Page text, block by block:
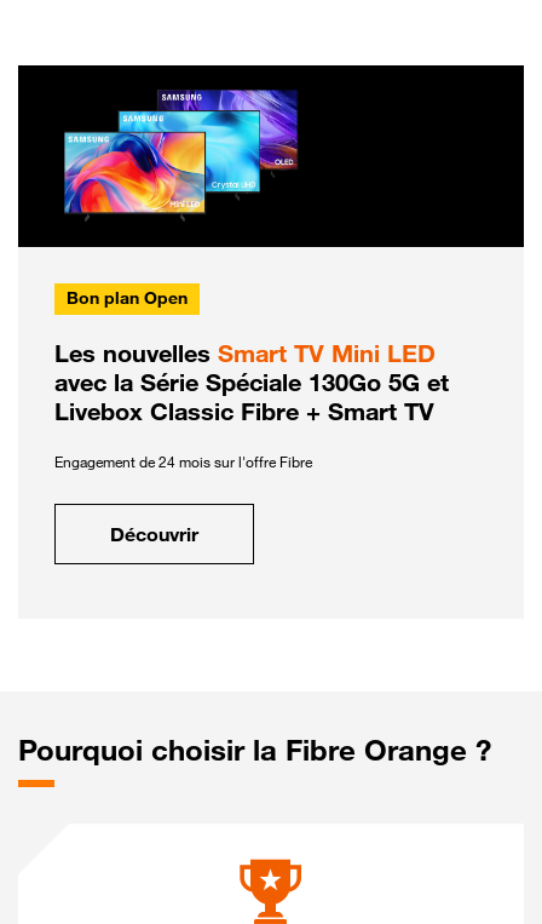
Bon plan Open
Les nouvelles Smart TV Mini LED
avec la Série Spéciale 130Go 5G et
Livebox Classic Fibre + Smart TV
Engagement de 24 mois sur l'offre Fibre
Découvrir
Pourquoi choisir la Fibre Orange ?